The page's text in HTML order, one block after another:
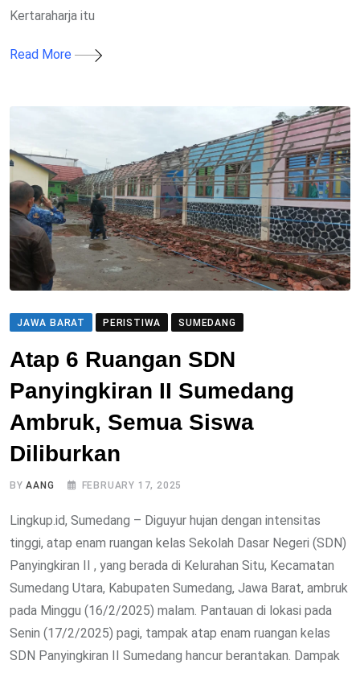
Kertaraharja itu
Read More
JAWA BARAT PERISTIWA SUMEDANG
Atap 6 Ruangan SDN
Panyingkiran II Sumedang
Ambruk, Semua Siswa
Diliburkan
BYAANG FEBRUARY 17, 2025
Lingkup.id, Sumedang – Diguyur hujan dengan intensitas
tinggi, atap enam ruangan kelas Sekolah Dasar Negeri (SDN)
Panyingkiran II , yang berada di Kelurahan Situ, Kecamatan
Sumedang Utara, Kabupaten Sumedang, Jawa Barat, ambruk
pada Minggu (16/2/2025) malam. Pantauan di lokasi pada
Senin (17/2/2025) pagi, tampak atap enam ruangan kelas
SDN Panyingkiran II Sumedang hancur berantakan. Dampak